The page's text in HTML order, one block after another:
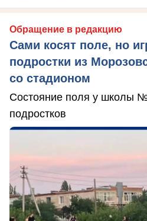
Обращение в редакцию
Сами косят поле, но
подростки из
со стадионом
Состояние поля у школы
подростков